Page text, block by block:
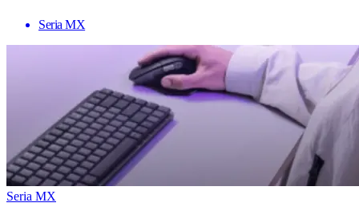
Seria MX
Seria MX